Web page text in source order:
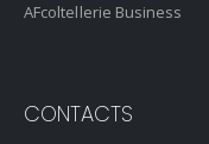
AFcoltellerie Business
CONTACTS